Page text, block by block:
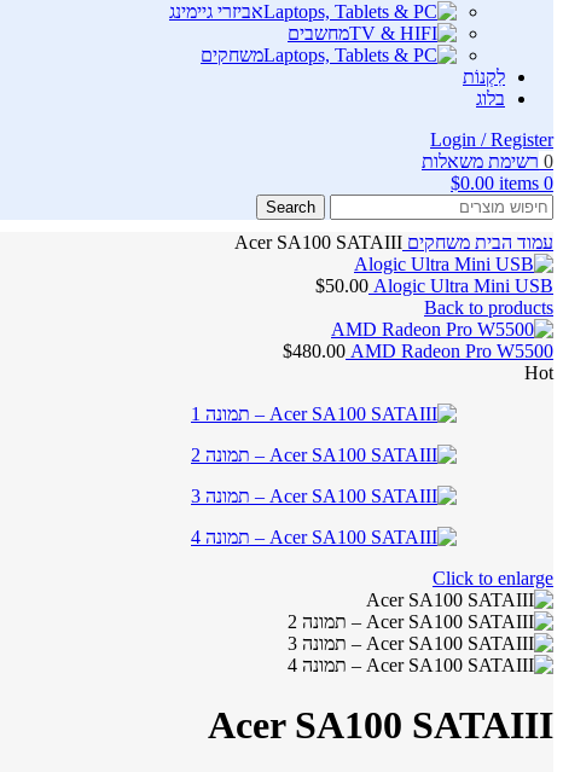
אביזרי גיימינג
מחשבים
משחקים
לִקְנוֹת
בלוג
Login / Register
0 רשימת משאלות
0
items
$0.00
Search
עמוד הבית משחקים Acer SA100 SATAIII
Alogic Ultra Mini USB
$50.00
Back to products
AMD Radeon Pro W5500
$480.00
Hot
Click to enlarge
Acer SA100 SATAIII